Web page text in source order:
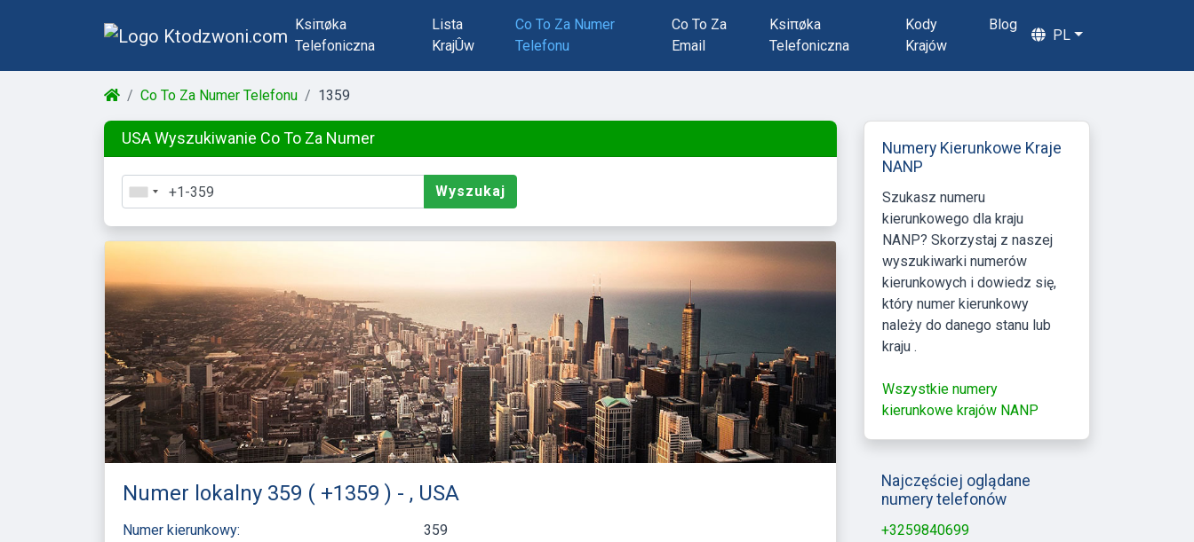
Ksiπøka
Telefoniczna
Lista
KrajÛw
Co To Za Numer
Telefonu
Co To Za
Email
Ksiπøka
Telefoniczna
Kody
Krajów
Blog
PL
Co To Za Numer Telefonu 1359
USA Wyszukiwanie Co To Za Numer
Wyszukaj
Numer lokalny 359 ( +1359 ) - , USA
Numer kierunkowy:
359
Numery Kierunkowe Kraje
NANP
Szukasz numeru
kierunkowego dla kraju
NANP? Skorzystaj z naszej
wyszukiwarki numerów
kierunkowych i dowiedz się,
który numer kierunkowy
należy do danego stanu lub
kraju .
Wszystkie numery
kierunkowe krajów NANP
Najczęściej oglądane
numery telefonów
+3259840699